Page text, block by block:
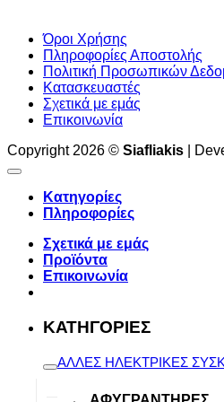
Όροι Χρήσης
Πληροφορίες Αποστολής
Πολιτική Προσωπικών
Κατασκευαστές
Σχετικά με εμάς
Επικοινωνία
Copyright 2026 © Siafliakis |
Κατηγορίες
Πληροφορίες
Σχετικά με εμάς
Προϊόντα
Επικοινωνία
ΚΑΤΗΓΟΡΙΕΣ
ΑΛΛΕΣ ΗΛΕΚΤΡΙΚΕΣ